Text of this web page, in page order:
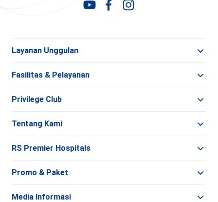
Layanan Unggulan
Fasilitas & Pelayanan
Privilege Club
Tentang Kami
RS Premier Hospitals
Promo & Paket
Media Informasi